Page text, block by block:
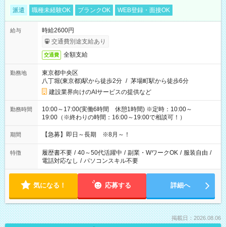
派遣 職種未経験OK ブランクOK WEB登録・面接OK
給与
時給2600円
交通費別途支給あり
交通費 全額支給
勤務地
東京都中央区
八丁堀(東京都)駅から徒歩2分 / 茅場町駅から徒歩6分
建設業界向けのAIサービスの提供など
勤務時間
10:00～17:00(実働6時間 休憩1時間) ※定時：10:00～
19:00（※終わりの時間：16:00～19:00で相談可！）
期間 【急募】即日～長期 ※8月～！
特徴 履歴書不要 / 40～50代活躍中 / 副業・WワークOK / 服装自由 /
電話対応なし / パソコンスキル不要
気になる！ 応募する 詳細へ
掲載日：2026.08.06